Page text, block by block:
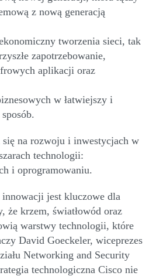
z nową generacją
tworzenia sieci, tak
zapotrzebowanie
aplikacji oraz
ych w łatwiejszy i
się na rozwoju i inwestycjach w
technologii:
i oprogramowaniu
innowacji jest kluczowe dla
że krzem, światłowód oraz
warstwy technologii , które
David Goeckeler, wiceprezes
Networking and Security
technologiczna Cisco nie